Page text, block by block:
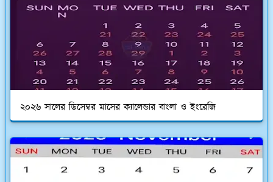
২০২৬ সালের ডিসেম্বর মাসের ক্যালেন্ডার বাংলা ও ইংরেজি